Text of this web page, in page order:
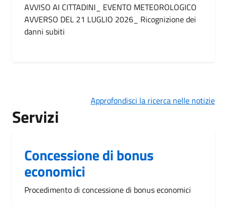
AVVISO AI CITTADINI_ EVENTO METEOROLOGICO
AVVERSO DEL 21 LUGLIO 2026_ Ricognizione dei
danni subiti
Approfondisci la ricerca nelle notizie
Servizi
Concessione di bonus
economici
Procedimento di concessione di bonus economici